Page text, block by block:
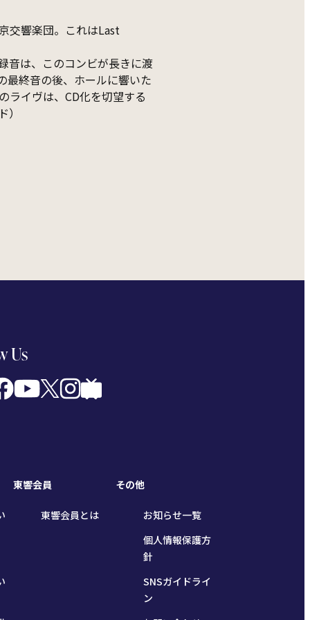
交響楽団。これはLast
音は、このコンビが長きに渡
最終音の後、ホールに響いた
ライヴは、CD化を切望する
Us
東響会員
東響会員とは
その他
お知らせ一覧
個人情報保護方
針
SNSガイドライ
ン